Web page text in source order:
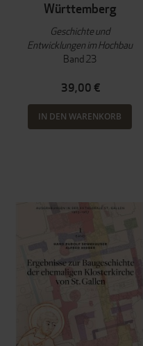
Württemberg
Geschichte und
Entwicklungen im Hochbau
Band 23
39,00 €
IN DEN WARENKORB